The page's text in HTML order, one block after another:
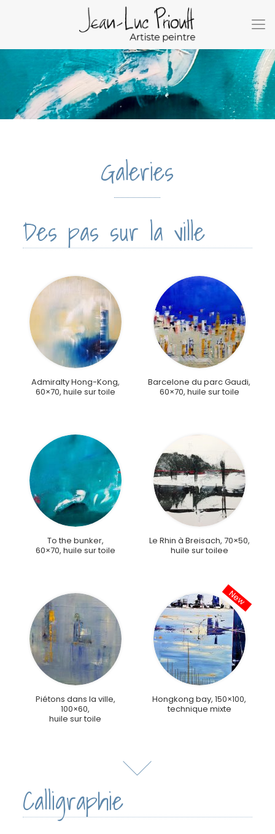
Galeries
Des pas sur la ville
Admiralty Hong-Kong,
60×70, huile sur toile
Barcelone du parc Gaudi,
60×70, huile sur toile
To the bunker,
60×70, huile sur toile
Le Rhin à Breisach, 70×50,
huile sur toilee
Piétons dans la ville,
100×60,
huile sur toile
Hongkong bay, 150×100,
technique mixte
Calligraphie